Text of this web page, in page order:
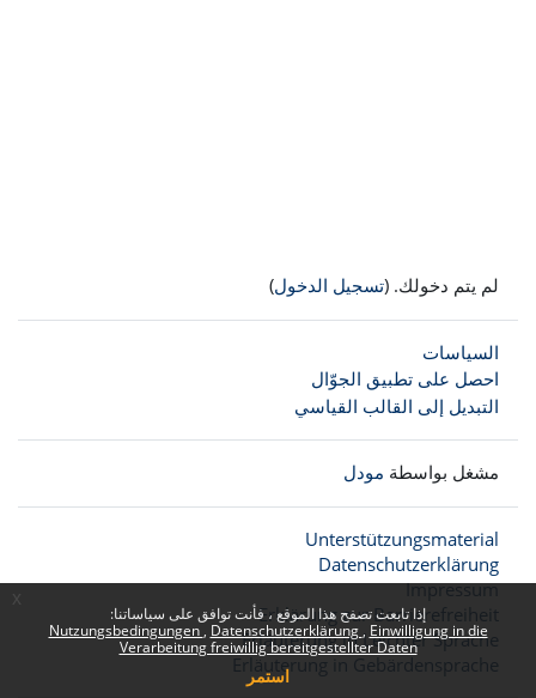
إذا تابعت تصفح هذا الموقع ، فأنت توافق على سياساتنا:
Nutzungsbedingungen Datenschutzerklärung Einwilligung in die
Verarbeitung freiwillig bereitgestellter Daten
استمر
لم يتم دخولك. (تسجيل الدخول)
السياسات
احصل على تطبيق الجوّال
التبديل إلى القالب القياسي
مشغل بواسطة مودل
Unterstützungsmaterial
Datenschutzerklärung
Impressum
Erklärung zur Barrierefreiheit
Erläuterung in Leichter Sprache
Erläuterung in Gebärdensprache